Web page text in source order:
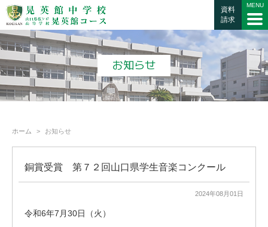
資料
請求
お知らせ
ホーム お知らせ
銅賞受賞 第７２回山口県学生音楽コンクール
2024年08月01日
令和6年7月30日（火）